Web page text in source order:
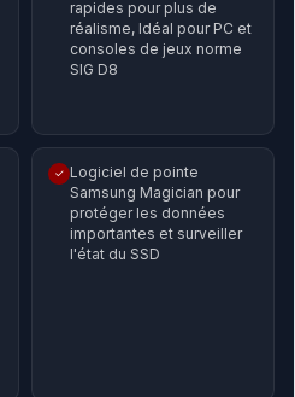
rapides pour plus de
réalisme, Idéal pour PC et
consoles de jeux norme
SIG D8
✓ Logiciel de pointe
Samsung Magician pour
protéger les données
importantes et surveiller
l'état du SSD